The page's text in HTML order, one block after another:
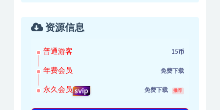
资源信息
普通游客 15币
年费会员 免费下载
永久会员 svip 免费下载 推荐